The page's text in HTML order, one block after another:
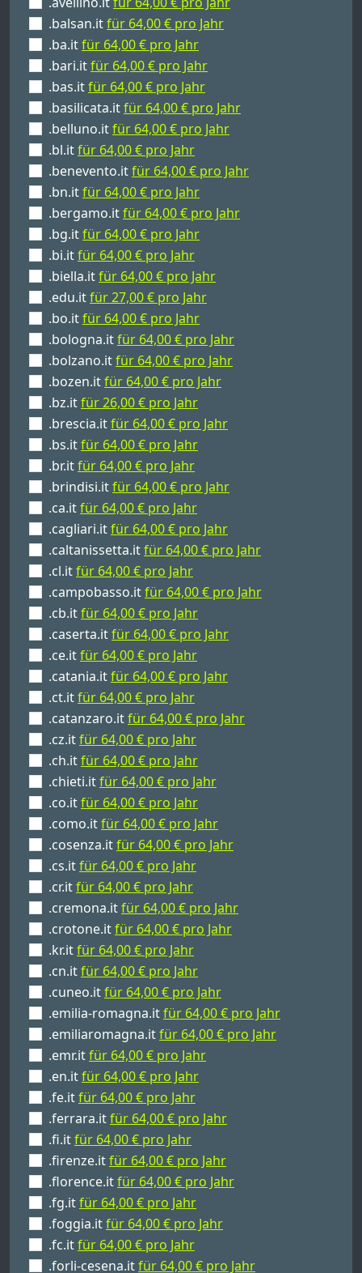
.balsan.itfür 64,00 € pro Jahr
.ba.itfür 64,00 € pro Jahr
.bari.itfür 64,00 € pro Jahr
.bas.itfür 64,00 € pro Jahr
.basilicata.itfür 64,00 € pro Jahr
.belluno.itfür 64,00 € pro Jahr
.bl.itfür 64,00 € pro Jahr
.benevento.itfür 64,00 € pro Jahr
.bn.itfür 64,00 € pro Jahr
.bergamo.itfür 64,00 € pro Jahr
.bg.itfür 64,00 € pro Jahr
.bi.itfür 64,00 € pro Jahr
.biella.itfür 64,00 € pro Jahr
.edu.itfür 27,00 € pro Jahr
.bo.itfür 64,00 € pro Jahr
.bologna.itfür 64,00 € pro Jahr
.bolzano.itfür 64,00 € pro Jahr
.bozen.itfür 64,00 € pro Jahr
.bz.itfür 26,00 € pro Jahr
.brescia.itfür 64,00 € pro Jahr
.bs.itfür 64,00 € pro Jahr
.br.itfür 64,00 € pro Jahr
.brindisi.itfür 64,00 € pro Jahr
.ca.itfür 64,00 € pro Jahr
.cagliari.itfür 64,00 € pro Jahr
.caltanissetta.itfür 64,00 € pro Jahr
.cl.itfür 64,00 € pro Jahr
.campobasso.itfür 64,00 € pro Jahr
.cb.itfür 64,00 € pro Jahr
.caserta.itfür 64,00 € pro Jahr
.ce.itfür 64,00 € pro Jahr
.catania.itfür 64,00 € pro Jahr
.ct.itfür 64,00 € pro Jahr
.catanzaro.itfür 64,00 € pro Jahr
.cz.itfür 64,00 € pro Jahr
.ch.itfür 64,00 € pro Jahr
.chieti.itfür 64,00 € pro Jahr
.co.itfür 64,00 € pro Jahr
.como.itfür 64,00 € pro Jahr
.cosenza.itfür 64,00 € pro Jahr
.cs.itfür 64,00 € pro Jahr
.cr.itfür 64,00 € pro Jahr
.cremona.itfür 64,00 € pro Jahr
.crotone.itfür 64,00 € pro Jahr
.kr.itfür 64,00 € pro Jahr
.cn.itfür 64,00 € pro Jahr
.cuneo.itfür 64,00 € pro Jahr
.emilia-romagna.itfür 64,00 € pro Jahr
.emiliaromagna.itfür 64,00 € pro Jahr
.emr.itfür 64,00 € pro Jahr
.en.itfür 64,00 € pro Jahr
.fe.itfür 64,00 € pro Jahr
.ferrara.itfür 64,00 € pro Jahr
.fi.itfür 64,00 € pro Jahr
.firenze.itfür 64,00 € pro Jahr
.florence.itfür 64,00 € pro Jahr
.fg.itfür 64,00 € pro Jahr
.foggia.itfür 64,00 € pro Jahr
.fc.itfür 64,00 € pro Jahr
.forli-cesena.itfür 64,00 € pro Jahr